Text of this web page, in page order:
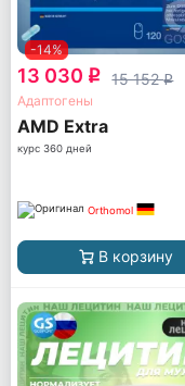
-14%
13 030 q 15 152q
Адаптогены
AМD Extra
курс 360 дней
Orthomol
В корзину